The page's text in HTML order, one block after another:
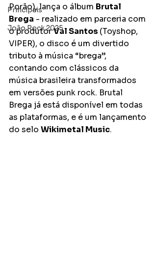
Principais
João Rock 2025
Porão), lança o álbum Brutal
Brega - realizado em parceria com
o produtor Val Santos (Toyshop,
VIPER), o disco é um divertido
tributo à música “brega”,
contando com clássicos da
música brasileira transformados
em versões punk rock. Brutal
Brega já está disponível em todas
as plataformas, e é um lançamento
do selo Wikimetal Music.